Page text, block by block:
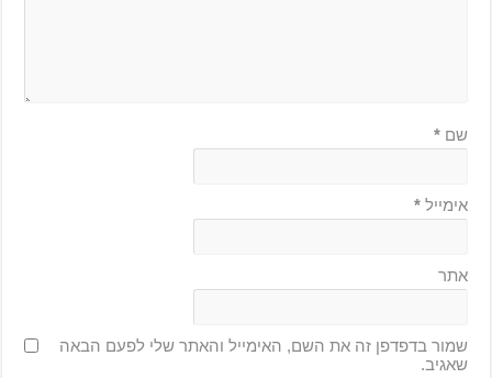
שם*
אימייל*
אתר
שמור בדפדפן זה את השם, האימייל והאתר שלי לפעם הבאה
שאגיב.